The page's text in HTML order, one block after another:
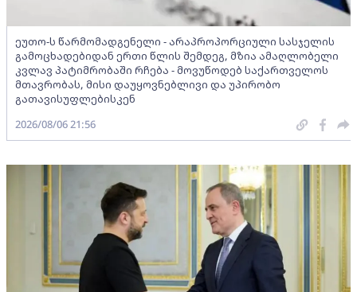
ეუთო-ს წარმომადგენელი - არაპროპორციული სასჯელის
გამოცხადებიდან ერთი წლის შემდეგ, მზია ამაღლობელი
კვლავ პატიმრობაში რჩება - მოვუწოდებ საქართველოს
მთავრობას, მისი დაუყოვნებლივი და უპირობო
გათავისუფლებისკენ
2026/08/06 21:56